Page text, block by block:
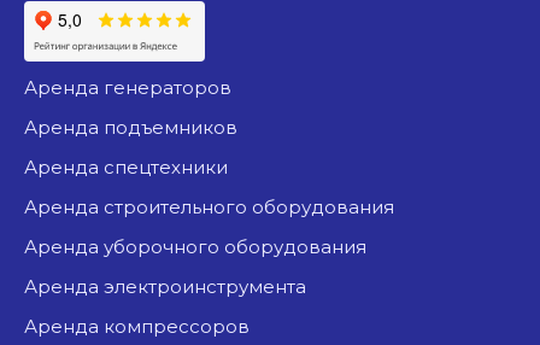
аренда генераторов
аренда подъемников
аренда спецтехники
аренда строительного оборудования
аренда уборочного оборудования
аренда электроинструмента
аренда компрессоров